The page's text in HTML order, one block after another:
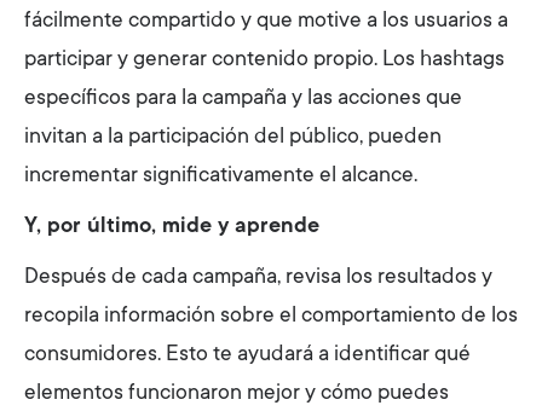
fácilmente compartido y que motive a los usuarios a
participar y generar contenido propio. Los hashtags
específicos para la campaña y las acciones que
invitan a la participación del público, pueden
incrementar significativamente el alcance.
Y, por último, mide y aprende
Después de cada campaña, revisa los resultados y
recopila información sobre el comportamiento de los
consumidores. Esto te ayudará a identificar qué
elementos funcionaron mejor y cómo puedes